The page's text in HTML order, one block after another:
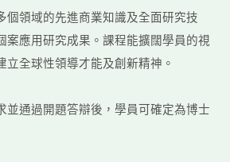
個領域的先進商業知識及全面研究技
案應用研究成果。課程能擴闊學員的視
立全球性領導才能及創新精神。
並通過開題答辯後，學員可確定為博士